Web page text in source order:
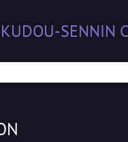
SENNIN